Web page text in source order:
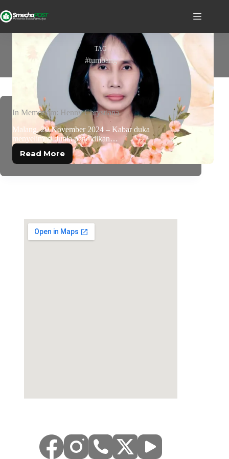
TAG
#tumbang
In Memoriam: Henny Chrystiana
Malang, 29 November 2024 – Kabar duka
menyelimuti dunia pendidikan…
Read More